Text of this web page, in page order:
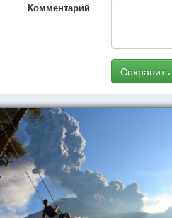
Комментарий
Сохранить